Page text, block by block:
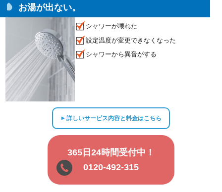
お湯が出ない。
シャワーが壊れた
設定温度が変更できなくなった
シャワーから異音がする
▲詳しいサービス内容と料金はこちら
365日24時間受付中！
0120-492-315